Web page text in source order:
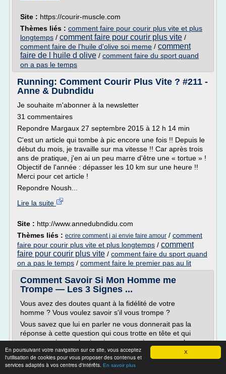
X
En poursuivant votre navigation sur ce site, vous acceptez
l'utilisation de cookies pour vous proposer des contenus et
services adaptés à vos centres d'intérêts. En savoir plus
Site : https://courir-muscle.com
Thèmes liés : comment faire pour courir plus vite et plus
longtemps / comment faire pour courir plus vite /
comment faire de l'huile d'olive soi meme / comment
faire de l huile d olive / comment faire du sport quand
on a pas le temps
Running: Comment Courir Plus Vite ? #211 -
Anne & Dubndidu
Je souhaite m'abonner à la newsletter
31 commentaires
Repondre Margaux 27 septembre 2015 à 12 h 14 min
C'est un article qui tombe à pic encore une fois !! Depuis le
début du mois, je travaille sur ma vitesse !! Car après trois
ans de pratique, j'en ai un peu marre d'être une « tortue » !
Objectif de l'année : dépasser les 10 km sur une heure !!
Merci pour cet article !
Repondre Noush...
Lire la suite
Site : http://www.annedubndidu.com
Thèmes liés : ecrire comment j ai envie faire amour / comment
faire pour courir plus vite et plus longtemps / comment
faire pour courir plus vite / comment faire du sport quand
on a pas le temps / comment faire le premier pas au lit
Comment Savoir Si Mon Homme me
Trompe — Les 3 Signes ...
Vous avez des doutes quant à la fidélité de votre
homme ? Vous voulez savoir s'il vous trompe ?
Vous savez que lui en parler ne vous donnerait pas la
réponse à cette question qui cous trotte en tête et qui
vous empoisonne la vie, pire, vous craignez que cela ne
rompe à jamais votre relation. Mais malgré tout, vous
aimeriez tout de même savoir s'il vous trompe. Voici
quelques signes...